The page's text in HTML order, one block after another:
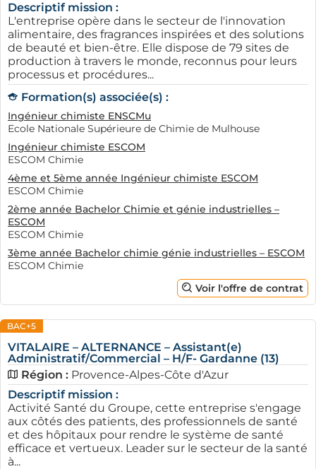
Descriptif mission :
L'entreprise opère dans le secteur de l'innovation
alimentaire, des fragrances inspirées et des solutions
de beauté et bien-être. Elle dispose de 79 sites de
production à travers le monde, reconnus pour leurs
processus et procédures...
Formation(s) associée(s) :
Ingénieur chimiste ENSCMu
Ecole Nationale Supérieure de Chimie de Mulhouse
Ingénieur chimiste ESCOM
ESCOM Chimie
4ème et 5ème année Ingénieur chimiste ESCOM
ESCOM Chimie
2ème année Bachelor Chimie et génie industrielles –
ESCOM
ESCOM Chimie
3ème année Bachelor chimie génie industrielles – ESCOM
ESCOM Chimie
Voir l'offre de contrat
BAC+5
VITALAIRE – ALTERNANCE – Assistant(e)
Administratif/Commercial – H/F- Gardanne (13)
Région : Provence-Alpes-Côte d'Azur
Descriptif mission :
Activité Santé du Groupe, cette entreprise s'engage
aux côtés des patients, des professionnels de santé
et des hôpitaux pour rendre le système de santé
efficace et vertueux. Leader sur le secteur de la santé
à...